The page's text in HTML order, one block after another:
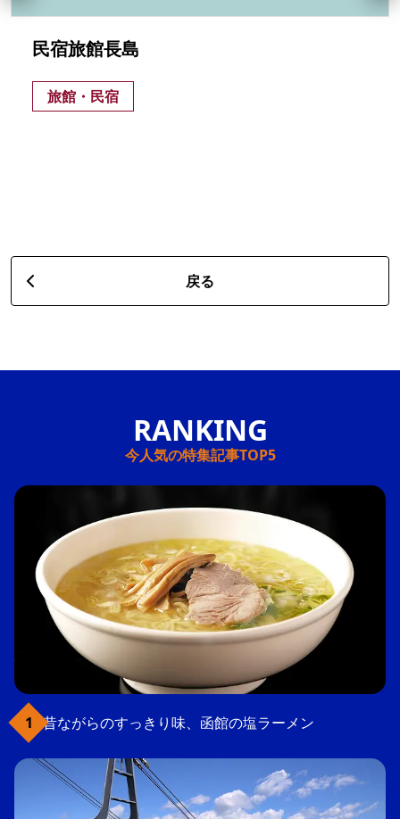
民宿旅館長島
旅館・民宿
戻る
今人気の特集記事TOP5
昔ながらのすっきり味、函館の塩ラーメン